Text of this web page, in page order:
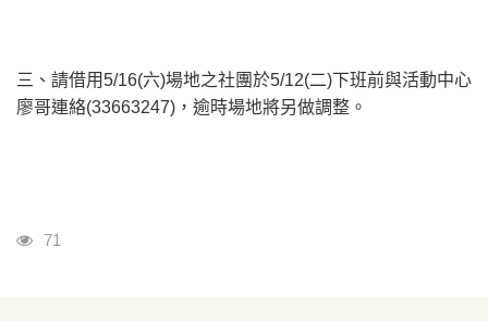
三、請借用5/16(六)場地之社團於5/12(二)下班前與活動中心
廖哥連絡(33663247)，逾時場地將另做調整。
瀏覽人次
71